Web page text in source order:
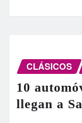
CLÁSICOS
10
llegan a